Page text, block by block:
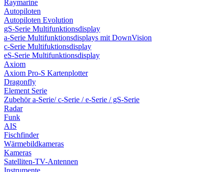
Raymarine
Autopiloten
Autopiloten Evolution
gS-Serie Multifunktionsdisplay
a-Serie Multifunktionsdisplays mit DownVision
c-Serie Multifuktionsdisplay
eS-Serie Multifunktionsdisplay
Axiom
Axiom Pro-S Kartenplotter
Dragonfly
Element Serie
Zubehör a-Serie/ c-Serie / e-Serie / gS-Serie
Radar
Funk
AIS
Fischfinder
Wärmebildkameras
Kameras
Satelliten-TV-Antennen
Instrumente